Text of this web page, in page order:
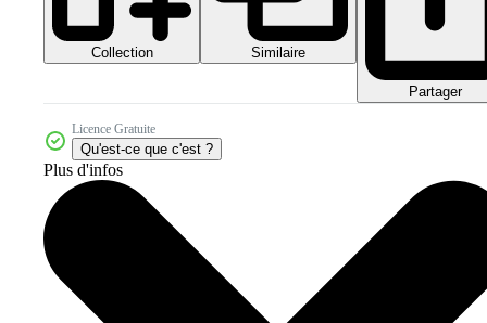
Collection Similaire
Partager
Licence Gratuite
Qu'est-ce que c'est ?
Plus d'infos